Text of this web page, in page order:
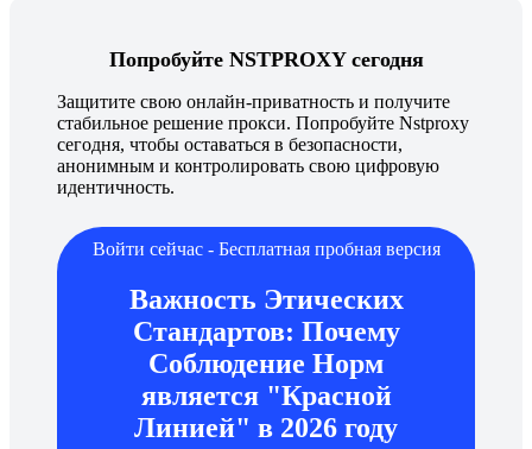
Попробуйте NSTPROXY сегодня
Защитите свою онлайн-приватность и получите
стабильное решение прокси. Попробуйте Nstproxy
сегодня, чтобы оставаться в безопасности,
анонимным и контролировать свою цифровую
идентичность.
Войти сейчас - Бесплатная пробная версия
Важность Этических
Стандартов: Почему
Соблюдение Норм
является "Красной
Линией" в 2026 году